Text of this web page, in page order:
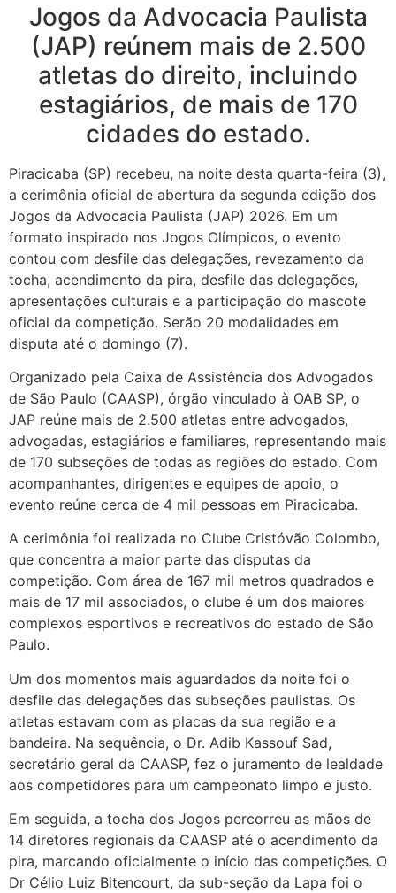
Jogos da Advocacia Paulista
(JAP) reúnem mais de 2.500
atletas do direito, incluindo
estagiários, de mais de 170
cidades do estado.
Piracicaba (SP) recebeu, na noite desta quarta-feira (3),
a cerimônia oficial de abertura da segunda edição dos
Jogos da Advocacia Paulista (JAP) 2026. Em um
formato inspirado nos Jogos Olímpicos, o evento
contou com desfile das delegações, revezamento da
tocha, acendimento da pira, desfile das delegações,
apresentações culturais e a participação do mascote
oficial da competição. Serão 20 modalidades em
disputa até o domingo (7).
Organizado pela Caixa de Assistência dos Advogados
de São Paulo (CAASP), órgão vinculado à OAB SP, o
JAP reúne mais de 2.500 atletas entre advogados,
advogadas, estagiários e familiares, representando mais
de 170 subseções de todas as regiões do estado. Com
acompanhantes, dirigentes e equipes de apoio, o
evento reúne cerca de 4 mil pessoas em Piracicaba.
A cerimônia foi realizada no Clube Cristóvão Colombo,
que concentra a maior parte das disputas da
competição. Com área de 167 mil metros quadrados e
mais de 17 mil associados, o clube é um dos maiores
complexos esportivos e recreativos do estado de São
Paulo.
Um dos momentos mais aguardados da noite foi o
desfile das delegações das subseções paulistas. Os
atletas estavam com as placas da sua região e a
bandeira. Na sequência, o Dr. Adib Kassouf Sad,
secretário geral da CAASP, fez o juramento de lealdade
aos competidores para um campeonato limpo e justo.
Em seguida, a tocha dos Jogos percorreu as mãos de
14 diretores regionais da CAASP até o acendimento da
pira, marcando oficialmente o início das competições. O
Dr Célio Luiz Bitencourt, da sub-seção da Lapa foi o